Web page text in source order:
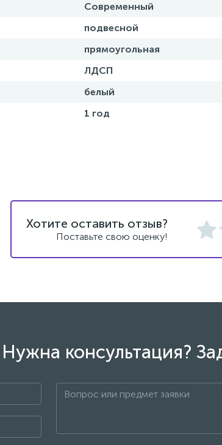
Современный
подвесной
прямоугольная
ЛДСП
белый
1 год
Хотите оставить отзыв?
Поставьте свою оценку!
Нужна консультация?